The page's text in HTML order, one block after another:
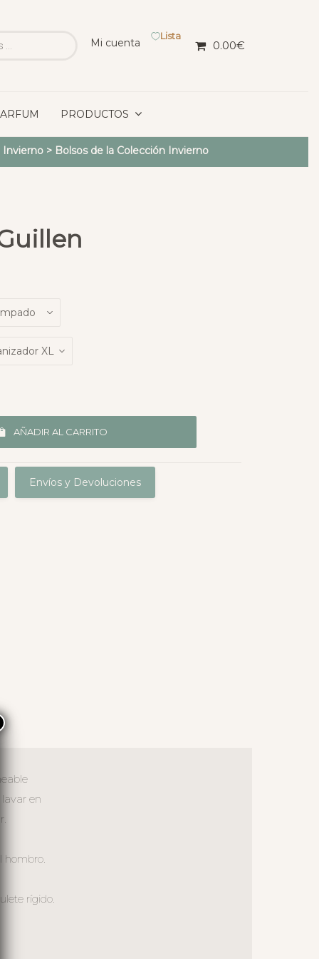
Mi cuenta
Lista
0.00€
PRODUCTOS
Invierno> Bolsos de la Colección Invierno
AÑADIR AL CARRITO
Envíos y Devoluciones
en
hombro.
rígido.